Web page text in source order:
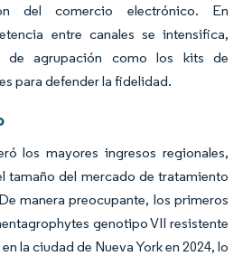
del comercio electrónico. En
entre canales se intensifica,
de agrupación como los kits de
para defender la fidelidad.
los mayores ingresos regionales,
tamaño del mercado de tratamiento
manera preocupante, los primeros
genotipo VII resistente
la ciudad de Nueva York en 2024, lo